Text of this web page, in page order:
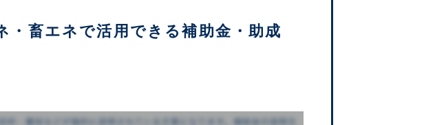
・畜エネで活用できる補助金・助成